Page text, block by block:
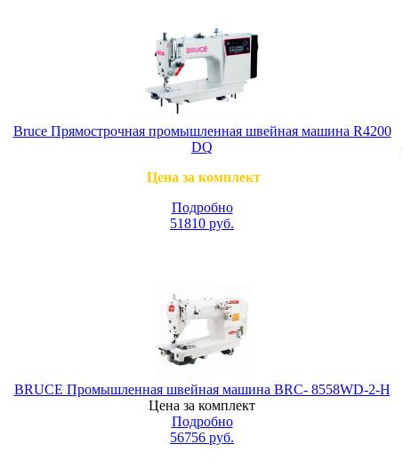
Bruce Прямострочная промышленная швейная машина R4200
DQ
Цена за комплект
Подробно
51810 руб.
BRUCE Промышленная швейная машина BRC- 8558WD-2-H
Цена за комплект
Подробно
56756 руб.